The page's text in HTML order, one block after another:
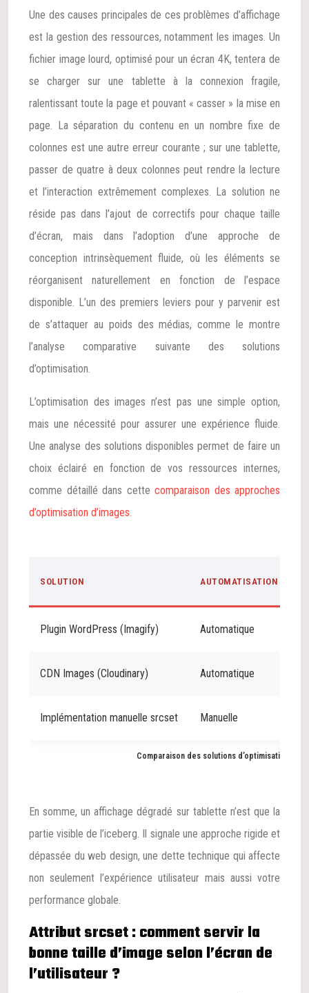
Une des causes principales de ces problèmes d’affichage
est la gestion des ressources, notamment les images. Un
fichier image lourd, optimisé pour un écran 4K, tentera de
se charger sur une tablette à la connexion fragile,
ralentissant toute la page et pouvant « casser » la mise en
page. La séparation du contenu en un nombre fixe de
colonnes est une autre erreur courante ; sur une tablette,
passer de quatre à deux colonnes peut rendre la lecture
et l’interaction extrêmement complexes. La solution ne
réside pas dans l’ajout de correctifs pour chaque taille
d’écran, mais dans l’adoption d’une approche de
conception intrinsèquement fluide, où les éléments se
réorganisent naturellement en fonction de l’espace
disponible. L’un des premiers leviers pour y parvenir est
de s’attaquer au poids des médias, comme le montre
l’analyse comparative suivante des solutions
d’optimisation.
L’optimisation des images n’est pas une simple option,
mais une nécessité pour assurer une expérience fluide.
Une analyse des solutions disponibles permet de faire un
choix éclairé en fonction de vos ressources internes,
comme détaillé dans cette comparaison des approches
d’optimisation d’images.
Comparaison des solutions d’optimisation
SOLUTION AUTOMATISATION
Plugin WordPress (Imagify) Automatique
CDN Images (Cloudinary) Automatique
Implémentation manuelle srcset Manuelle
En somme, un affichage dégradé sur tablette n’est que la
partie visible de l’iceberg. Il signale une approche rigide et
dépassée du web design, une dette technique qui affecte
non seulement l’expérience utilisateur mais aussi votre
performance globale.
Attribut srcset : comment servir la
bonne taille d’image selon l’écran de
l’utilisateur ?